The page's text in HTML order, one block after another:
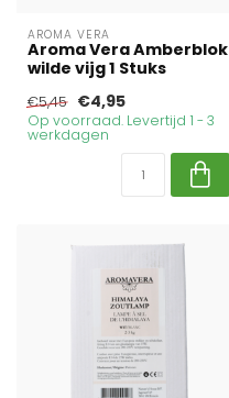
AROMA VERA
Aroma Vera Amberblok
wilde vijg 1 Stuks
€5,45 €4,95
Op voorraad. Levertijd 1 - 3
werkdagen